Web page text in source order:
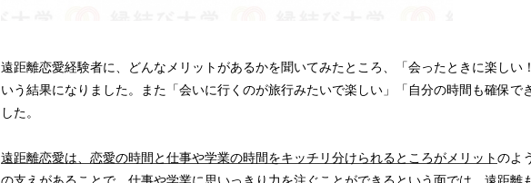
遠距離恋愛経験者に、どんなメリットがあるかを聞いてみたところ、「会ったときに楽しい
いう結果になりました。また「会いに行くのが旅行みたいで楽しい」「自分の時間も確保で
した。
遠距離恋愛は、恋愛の時間と仕事や学業の時間をキッチリ分けられるところがメリット のよ